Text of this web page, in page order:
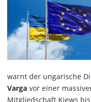
warnt der ungarische
Varga vor einer
Mitgliedschaft Kiews